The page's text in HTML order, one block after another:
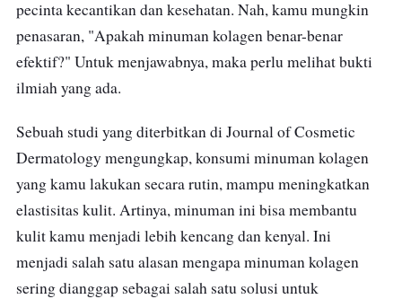
pecinta kecantikan dan kesehatan. Nah, kamu mungkin
penasaran, "Apakah minuman kolagen benar-benar
efektif?" Untuk menjawabnya, maka perlu melihat bukti
ilmiah yang ada.
Sebuah studi yang diterbitkan di Journal of Cosmetic
Dermatology mengungkap, konsumi minuman kolagen
yang kamu lakukan secara rutin, mampu meningkatkan
elastisitas kulit. Artinya, minuman ini bisa membantu
kulit kamu menjadi lebih kencang dan kenyal. Ini
menjadi salah satu alasan mengapa minuman kolagen
sering dianggap sebagai salah satu solusi untuk